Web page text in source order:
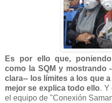
Es por ello que,
como la SQM y mostrando
clara-- los límites a los que
mejor se explica todo ello. Y
el equipo de "Conexión